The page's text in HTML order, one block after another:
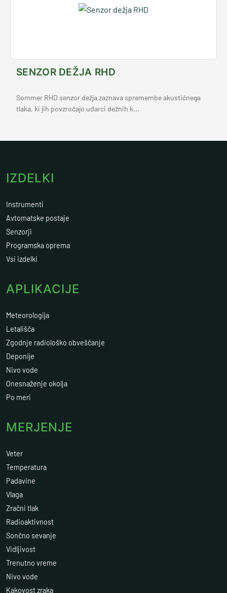
SENZOR DEŽJA RHD
Sommer RHD senzor dežja zaznava spremembe akustičnega
tlaka, ki jih povzročajo udarci dežnih k...
IZDELKI
Instrumenti
Avtomatske postaje
Senzorji
Programska oprema
Vsi izdelki
APLIKACIJE
Meteorologija
Letališča
Zgodnje radiološko obveščanje
Deponije
Nivo vode
Onesnaženje okolja
Po meri
MERJENJE
Veter
Temperatura
Padavine
Vlaga
Zračni tlak
Radioaktivnost
Sončno sevanje
Vidljivost
Trenutno vreme
Nivo vode
Kakovost zraka